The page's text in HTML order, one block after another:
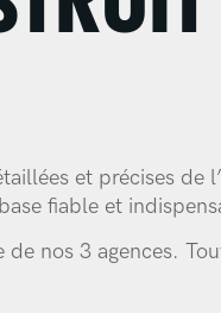
et précises de
fiable et
nos 3 agences.